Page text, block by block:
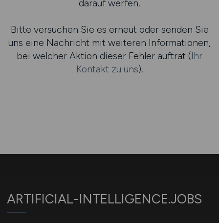
darauf werfen.
Bitte versuchen Sie es erneut oder senden Sie
uns eine Nachricht mit weiteren Informationen,
bei welcher Aktion dieser Fehler auftrat (Ihr
Kontakt zu uns).
ARTIFICIAL-INTELLIGENCE.JOBS